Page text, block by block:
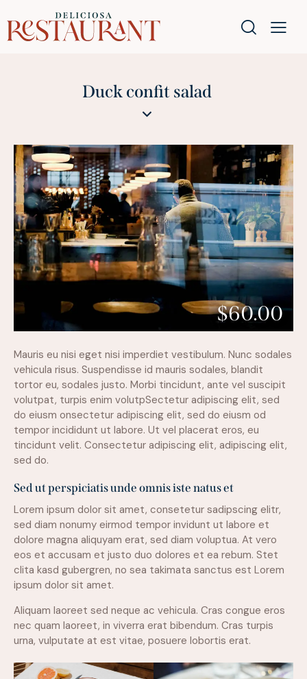
Duck confit salad
$60.00
Mauris eu nisi eget nisi imperdiet vestibulum. Nunc sodales
vehicula risus. Suspendisse id mauris sodales, blandit
tortor eu, sodales justo. Morbi tincidunt, ante vel suscipit
volutpat, turpis enim volutpSectetur adipiscing elit, sed
do eiusm onsectetur adipiscing elit, sed do eiusm od
tempor incididunt ut labore. Ut vel placerat eros, eu
tincidunt velit. Consectetur adipiscing elit, adipiscing elit,
sed do.
Sed ut perspiciatis unde omnis iste natus et
Lorem ipsum dolor sit amet, consetetur sadipscing elitr,
sed diam nonumy eirmod tempor invidunt ut labore et
dolore magna aliquyam erat, sed diam voluptua. At vero
eos et accusam et justo duo dolores et ea rebum. Stet
clita kasd gubergren, no sea takimata sanctus est Lorem
ipsum dolor sit amet.
Aliquam laoreet sed neque ac vehicula. Cras congue eros
nec quam laoreet, in viverra erat bibendum. Cras turpis
urna, vulputate at est vitae, posuere lobortis erat.